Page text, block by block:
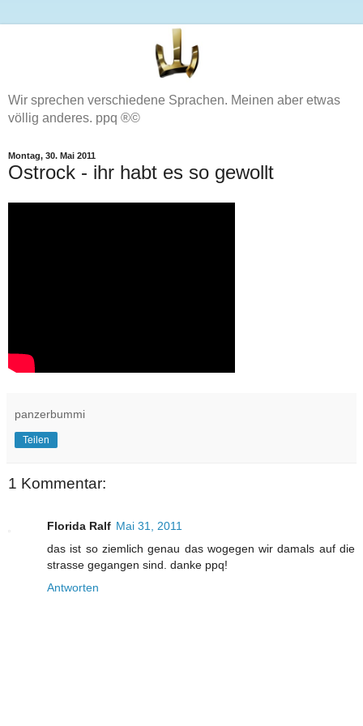
Wir sprechen verschiedene Sprachen. Meinen aber etwas
völlig anderes. ppq ®©
Montag, 30. Mai 2011
Ostrock - ihr habt es so gewollt
panzerbummi
Teilen
1 Kommentar:
Florida Ralf Mai 31, 2011
das ist so ziemlich genau das wogegen wir damals auf die
strasse gegangen sind. danke ppq!
Antworten